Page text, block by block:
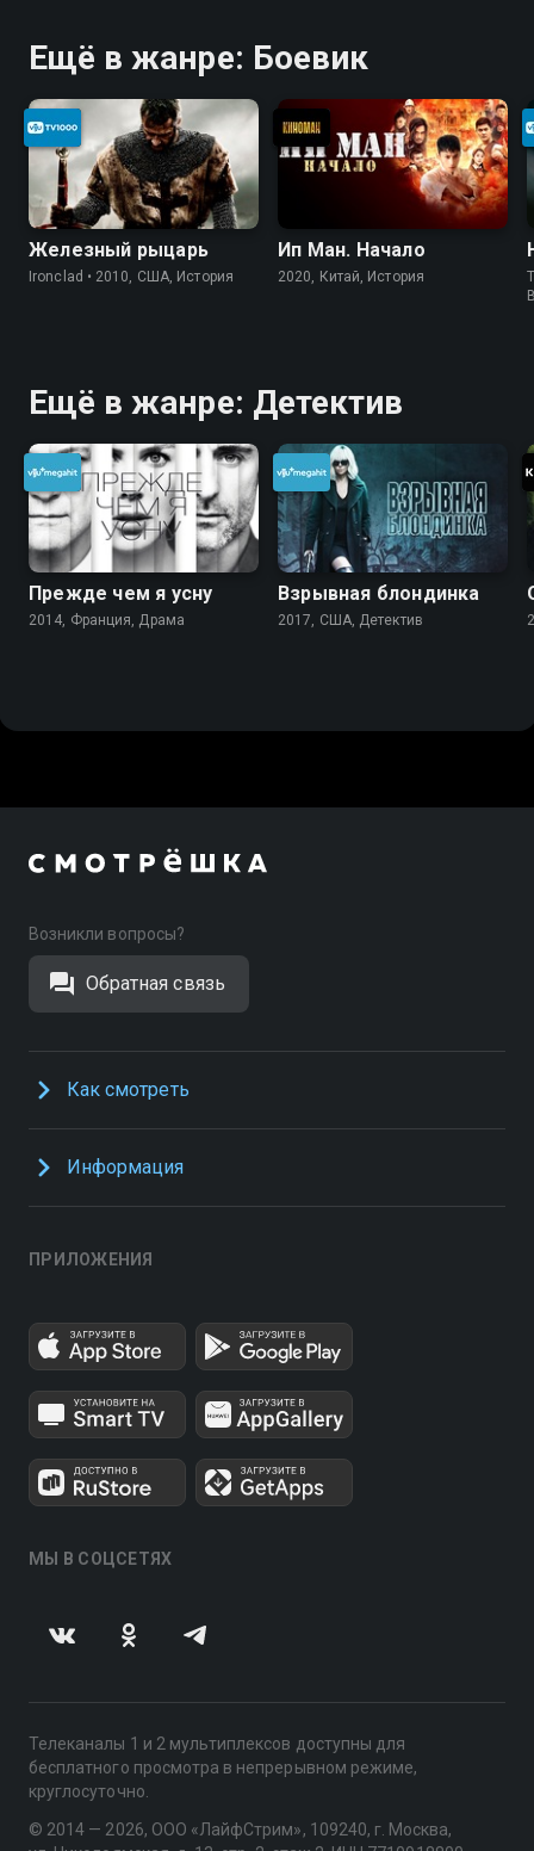
Ещё в жанре: Боевик
Железный рыцарь
Ironclad • 2010, США, История
Ип Ман. Начало
2020, Китай, История
Ещё в жанре: Детектив
Прежде чем я усну
2014, Франция, Драма
Взрывная блондинка
2017, США, Детектив
Возникли вопросы?
Обратная связь
Как смотреть
Информация
ПРИЛОЖЕНИЯ
МЫ В СОЦСЕТЯХ
Телеканалы 1 и 2 мультиплексов доступны для
бесплатного просмотра в непрерывном режиме,
круглосуточно.
© 2014 — 2026, ООО «ЛайфСтрим», 109240, г. Москва,